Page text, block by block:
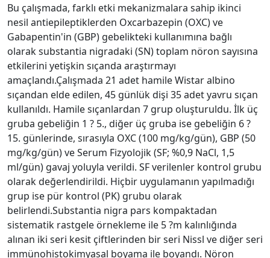
Bu çalışmada, farklı etki mekanizmalara sahip ikinci
nesil antiepileptiklerden Oxcarbazepin (OXC) ve
Gabapentin'in (GBP) gebelikteki kullanımına bağlı
olarak substantia nigradaki (SN) toplam nöron sayısına
etkilerini yetişkin sıçanda araştırmayı
amaçlandı.Çalışmada 21 adet hamile Wistar albino
sıçandan elde edilen, 45 günlük dişi 35 adet yavru sıçan
kullanıldı. Hamile sıçanlardan 7 grup oluşturuldu. İlk üç
gruba gebeliğin 1 ? 5., diğer üç gruba ise gebeliğin 6 ?
15. günlerinde, sırasıyla OXC (100 mg/kg/gün), GBP (50
mg/kg/gün) ve Serum Fizyolojik (SF; %0,9 NaCl, 1,5
ml/gün) gavaj yoluyla verildi. SF verilenler kontrol grubu
olarak değerlendirildi. Hiçbir uygulamanın yapılmadığı
grup ise pür kontrol (PK) grubu olarak
belirlendi.Substantia nigra pars kompaktadan
sistematik rastgele örnekleme ile 5 ?m kalınlığında
alınan iki seri kesit çiftlerinden bir seri Nissl ve diğer seri
immünohistokimyasal boyama ile boyandı. Nöron